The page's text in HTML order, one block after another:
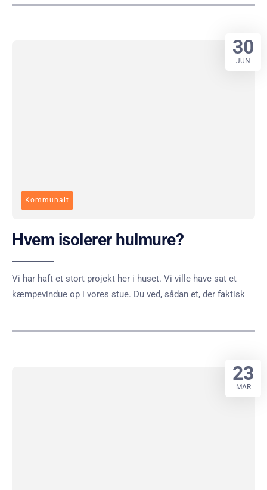
Kommunalt
Hvem isolerer hulmure?
Vi har haft et stort projekt her i huset. Vi ville have sat et
kæmpevindue op i vores stue. Du ved, sådan et, der faktisk
30
JUN
23
MAR